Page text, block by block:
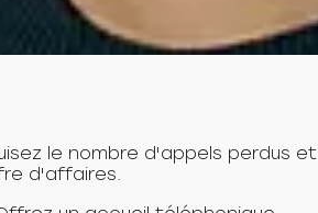
le nombre d'appels perdus et
d'affaires.